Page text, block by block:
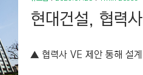
현대건설, 협력
▲ 협력사 VE 제안 통해 설